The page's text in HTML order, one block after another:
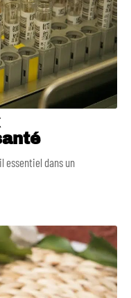
essentiel dans un